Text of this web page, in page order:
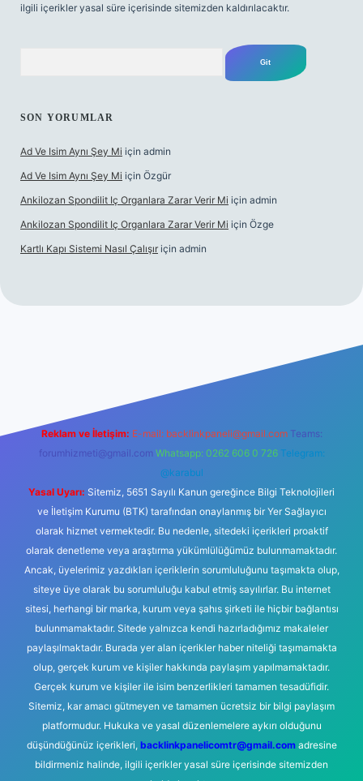
ilgili içerikler yasal süre içerisinde sitemizden kaldırılacaktır.
SON YORUMLAR
Ad Ve Isim Aynı Şey Mi için admin
Ad Ve Isim Aynı Şey Mi için Özgür
Ankilozan Spondilit Iç Organlara Zarar Verir Mi için admin
Ankilozan Spondilit Iç Organlara Zarar Verir Mi için Özge
Kartlı Kapı Sistemi Nasıl Çalışır için admin
Reklam ve İletişim: E-mail: backlinkpaneli@gmail.com Teams:
forumhizmeti@gmail.com Whatsapp: 0262 606 0 726 Telegram:
@karabul
Yasal Uyarı: Sitemiz, 5651 Sayılı Kanun gereğince Bilgi Teknolojileri
ve İletişim Kurumu (BTK) tarafından onaylanmış bir Yer Sağlayıcı
olarak hizmet vermektedir. Bu nedenle, sitedeki içerikleri proaktif
olarak denetleme veya araştırma yükümlülüğümüz bulunmamaktadır.
Ancak, üyelerimiz yazdıkları içeriklerin sorumluluğunu taşımakta olup,
siteye üye olarak bu sorumluluğu kabul etmiş sayılırlar. Bu internet
sitesi, herhangi bir marka, kurum veya şahıs şirketi ile hiçbir bağlantısı
bulunmamaktadır. Sitede yalnızca kendi hazırladığımız makaleler
paylaşılmaktadır. Burada yer alan içerikler haber niteliği taşımamakta
olup, gerçek kurum ve kişiler hakkında paylaşım yapılmamaktadır.
Gerçek kurum ve kişiler ile isim benzerlikleri tamamen tesadüfidir.
Sitemiz, kar amacı gütmeyen ve tamamen ücretsiz bir bilgi paylaşım
platformudur. Hukuka ve yasal düzenlemelere aykırı olduğunu
düşündüğünüz içerikleri, backlinkpanelicomtr@gmail.comadresine
bildirmeniz halinde, ilgili içerikler yasal süre içerisinde sitemizden